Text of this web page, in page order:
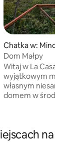
4,9 na 5, liczba
Chatka w: Minca
Dom Małpy
Witaj w La Casa Del
wyjątkowym miejscem
własnym
domem w środku
najbardziejna